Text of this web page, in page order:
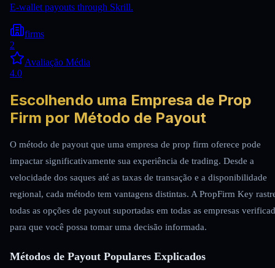
E-wallet payouts through Skrill.
firms
2
Avaliação Média
4.0
Escolhendo uma Empresa de Prop
Firm por Método de Payout
O método de payout que uma empresa de prop firm oferece pode
impactar significativamente sua experiência de trading. Desde a
velocidade dos saques até as taxas de transação e a disponibilidade
regional, cada método tem vantagens distintas. A PropFirm Key
todas as opções de payout suportadas em todas as empresas
para que você possa tomar uma decisão informada.
Métodos de Payout Populares Explicados